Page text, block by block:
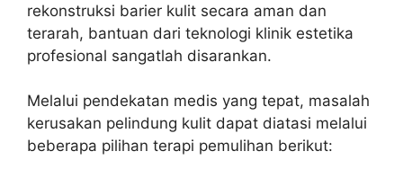
rekonstruksi barier kulit secara aman dan
terarah, bantuan dari teknologi klinik estetika
profesional sangatlah disarankan.
Melalui pendekatan medis yang tepat, masalah
kerusakan pelindung kulit dapat diatasi melalui
beberapa pilihan terapi pemulihan berikut: